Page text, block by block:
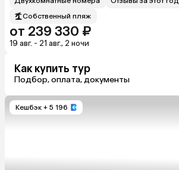
Собственный пляж
от 239 330 ₽
19 авг. - 21 авг., 2 ночи
Как купить тур
Подбор, оплата, документы
Кешбэк + 5 196